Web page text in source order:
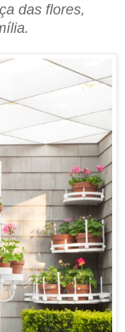
das flores,